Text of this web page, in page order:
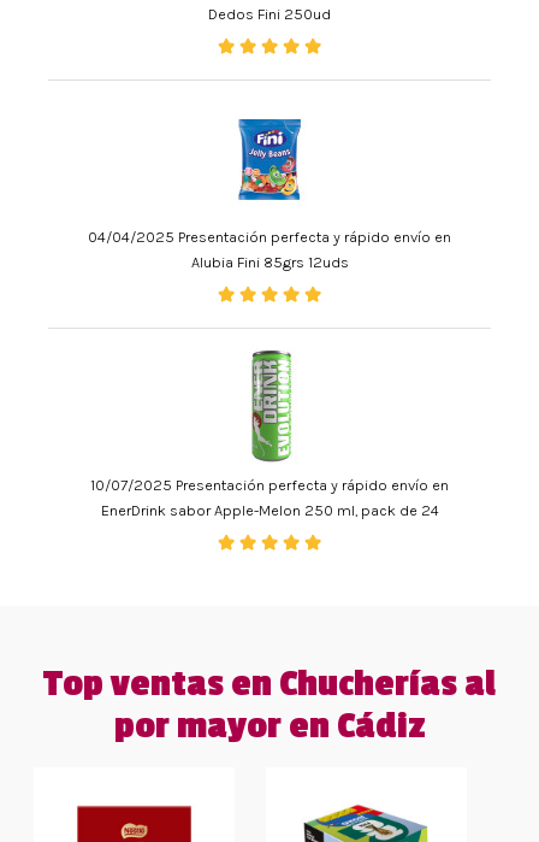
Dedos Fini 250ud
04/04/2025 Presentación perfecta y rápido envío en
Alubia Fini 85grs 12uds
10/07/2025 Presentación perfecta y rápido envío en
EnerDrink sabor Apple-Melon 250 ml, pack de 24
Top ventas en Chucherías al
por mayor en Cádiz